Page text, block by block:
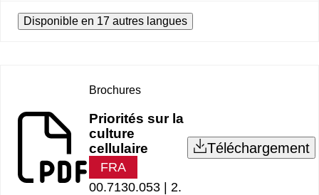
Disponible en 17 autres langues
Brochures
Priorités sur la
culture
cellulaire
FRA
00.7130.053 | 2.
Téléchargement